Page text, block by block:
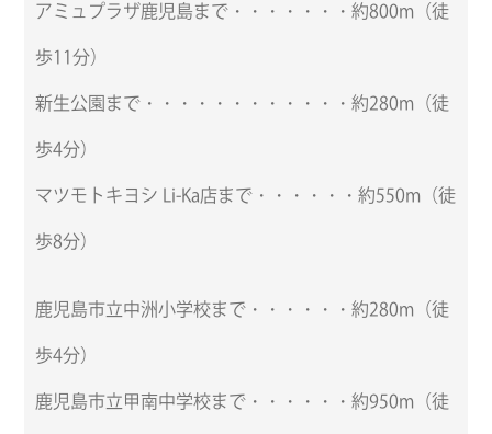
アミュプラザ鹿児島まで・・・・・・・約800m（徒
歩11分）
新生公園まで・・・・・・・・・・・・約280m（徒
歩4分）
マツモトキヨシ Li-Ka店まで・・・・・・約550m（徒
歩8分）
鹿児島市立中洲小学校まで・・・・・・約280m（徒
歩4分）
鹿児島市立甲南中学校まで・・・・・・約950m（徒